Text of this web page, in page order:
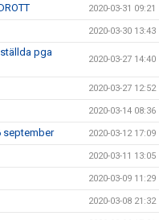
2020-03-31 09:21
2020-03-30 13:43
pga
2020-03-27 14:40
2020-03-27 12:52
2020-03-14 08:36
september 2020-03-12 17:09
2020-03-11 13:05
2020-03-09 11:29
2020-03-08 21:32